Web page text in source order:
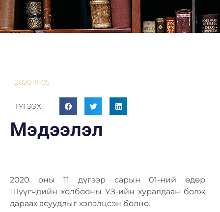
2020-11-05
ТҮГЭЭХ :
Мэдээлэл
2020 оны 11 дүгээр сарын 01-ний өдөр
Шүүгчдийн холбооны УЗ-ийн хуралдаан болж
дараах асуудлыг хэлэлцсэн болно.